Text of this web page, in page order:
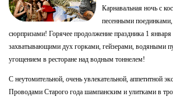
Карнавальная ночь с
песенными
сюрпризами! Горячее продолжение праздника 1
захватывающими дух горками, гейзерами, водяными
угощением в ресторане над водным тоннелем!
С неутомительной, очень увлекательной, аппетитной
Проводами Старого года шампанским и улитками в